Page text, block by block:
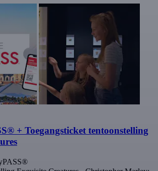
+ Toegangsticket tentoonstelling